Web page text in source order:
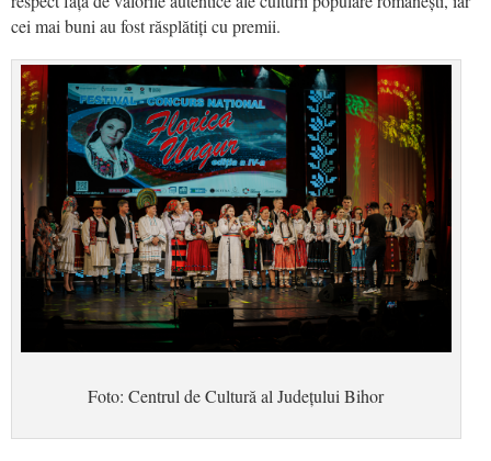
cei mai buni au fost răsplătiți cu premii.
Foto: Centrul de Cultură al Județului Bihor